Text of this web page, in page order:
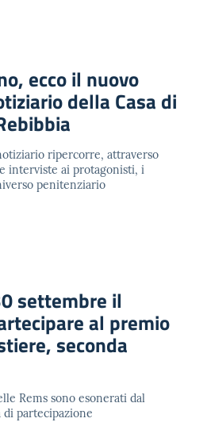
ecco il nuovo
della Casa di
ripercorre, attraverso
interviste ai protagonisti, i
penitenziario
settembre il
al premio
seconda
Rems sono esonerati dal
partecipazione